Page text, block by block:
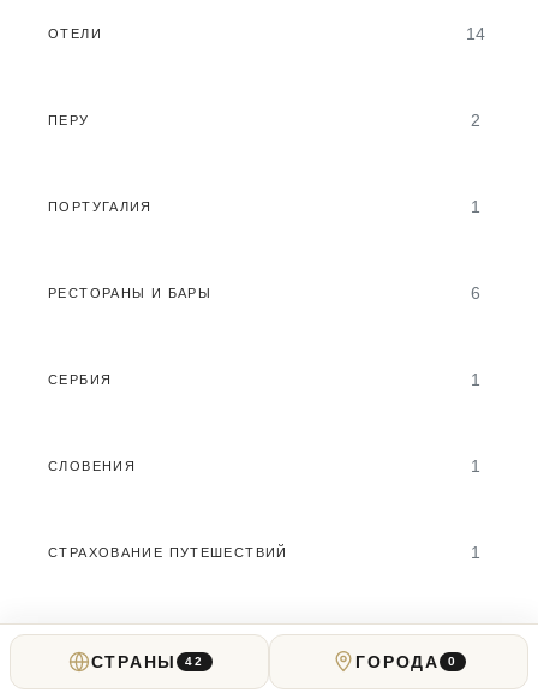
ОТЕЛИ 14
ПЕРУ 2
ПОРТУГАЛИЯ 1
РЕСТОРАНЫ И БАРЫ 6
СЕРБИЯ 1
СЛОВЕНИЯ 1
СТРАХОВАНИЕ ПУТЕШЕСТВИЙ 1
США
11
СТРАНЫ
42 ГОРОДА 0